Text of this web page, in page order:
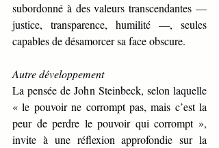
subordonné à des valeurs transcendantes —
justice, transparence, humilité —, seules
capables de désamorcer sa face obscure.
Autre développement
La pensée de John Steinbeck, selon laquelle
« le pouvoir ne corrompt pas, mais c’est la
peur de perdre le pouvoir qui corrompt »,
invite à une réflexion approfondie sur la